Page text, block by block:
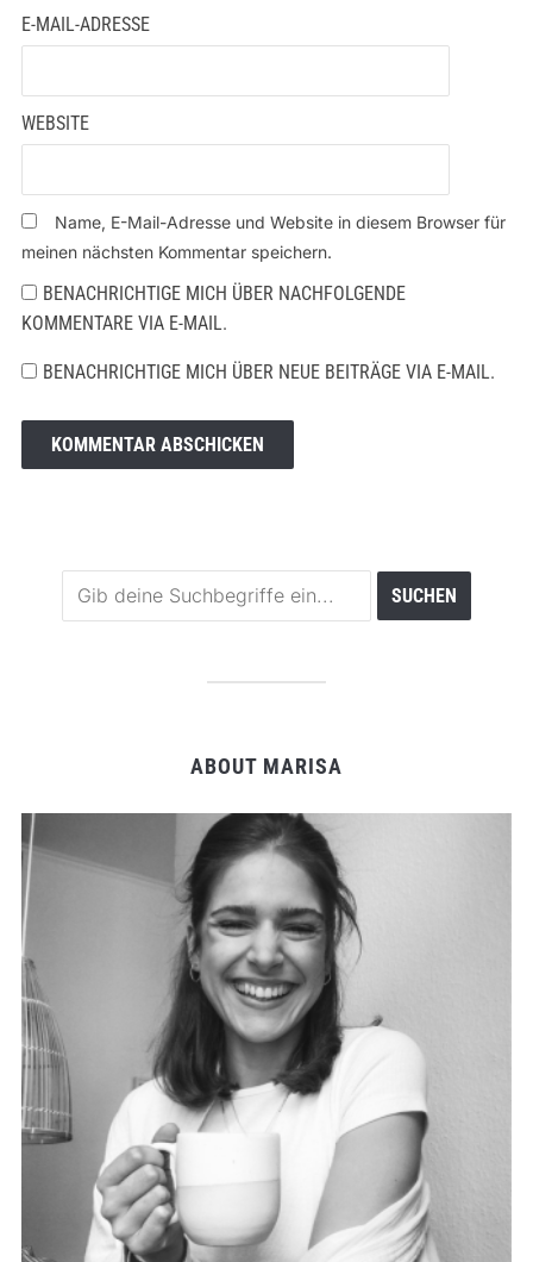
E-MAIL-ADRESSE
WEBSITE
Name, E-Mail-Adresse und Website in diesem Browser für
meinen nächsten Kommentar speichern.
BENACHRICHTIGE MICH ÜBER NACHFOLGENDE
KOMMENTARE VIA E-MAIL.
BENACHRICHTIGE MICH ÜBER NEUE BEITRÄGE VIA E-MAIL.
ABOUT MARISA